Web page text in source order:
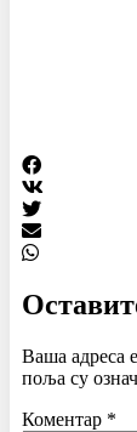
Ваша адреса
поља су
Коментар *